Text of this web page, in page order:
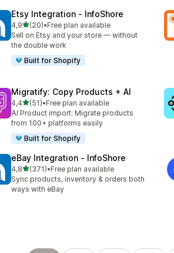
Etsy Integration ‑ InfoShore
4,9stelle su 5
(20)
20 recensioni totali
•Free plan available
Sell on Etsy and your store — without
the double work
Built for Shopify
Migratify: Copy Products + AI
4,4stelle su 5
(51)
51 recensioni totali
•Free plan available
AI Product import: Migrate products
from 100+ platforms easily
Built for Shopify
eBay Integration ‑ InfoShore
4,8stelle su 5
(371)
371 recensioni totali
•Free plan available
Sync products, inventory & orders both
ways with eBay